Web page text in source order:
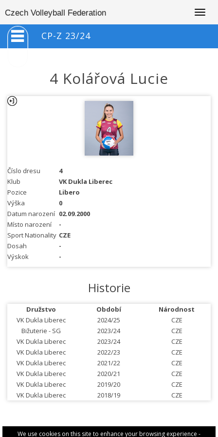
We use cookies on this site to enhance your browsing experience -
Czech Volleyball Federation
CP-Z 23/24
4 Kolářová Lucie
Číslo dresu
4
Klub
VK Dukla Liberec
Pozice
Libero
Výška
0
Datum narození 02.09.2000
Místo narození
-
Sport Nationality CZE
Dosah
-
Výskok
-
Historie
Družstvo Období
Národnost
VK Dukla Liberec
2024/25
CZE
Bižuterie - SG
2023/24
CZE
VK Dukla Liberec
2023/24
CZE
VK Dukla Liberec
2022/23
CZE
VK Dukla Liberec
2021/22
CZE
VK Dukla Liberec
2020/21
CZE
VK Dukla Liberec
2019/20
CZE
VK Dukla Liberec
2018/19 CZE